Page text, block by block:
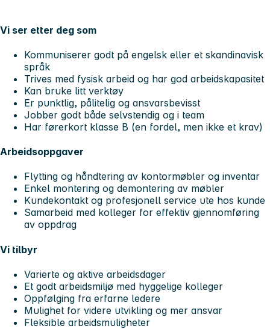
Vi ser etter deg som
Kommuniserer godt på engelsk eller et skandinavisk
språk
Trives med fysisk arbeid og har god arbeidskapasitet
Kan bruke litt verktøy
Er punktlig, pålitelig og ansvarsbevisst
Jobber godt både selvstendig og i team
Har førerkort klasse B (en fordel, men ikke et krav)
Arbeidsoppgaver
Flytting og håndtering av kontormøbler og inventar
Enkel montering og demontering av møbler
Kundekontakt og profesjonell service ute hos kunde
Samarbeid med kolleger for effektiv gjennomføring
av oppdrag
Vi tilbyr
Varierte og aktive arbeidsdager
Et godt arbeidsmiljø med hyggelige kolleger
Oppfølging fra erfarne ledere
Mulighet for videre utvikling og mer ansvar
Fleksible arbeidsmuligheter